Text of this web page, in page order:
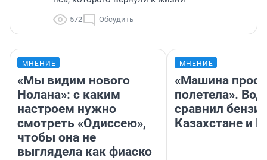
572 Обсудить
МНЕНИЕ
«Мы видим нового
Нолана»: с каким
настроем нужно
смотреть «Одиссею»,
чтобы она не
выглядела как фиаско
МНЕНИЕ
«Машина
полетела».
сравнил
Казахстане и